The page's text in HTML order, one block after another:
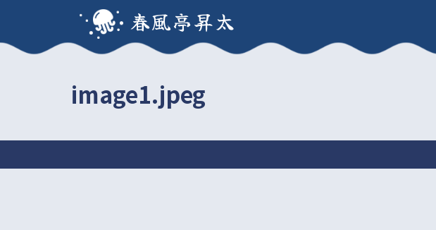
春風亭昇太
image1.jpeg